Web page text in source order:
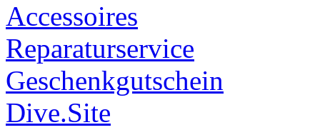
Accessoires
Reparaturservice
Geschenkgutschein
Dive.Site